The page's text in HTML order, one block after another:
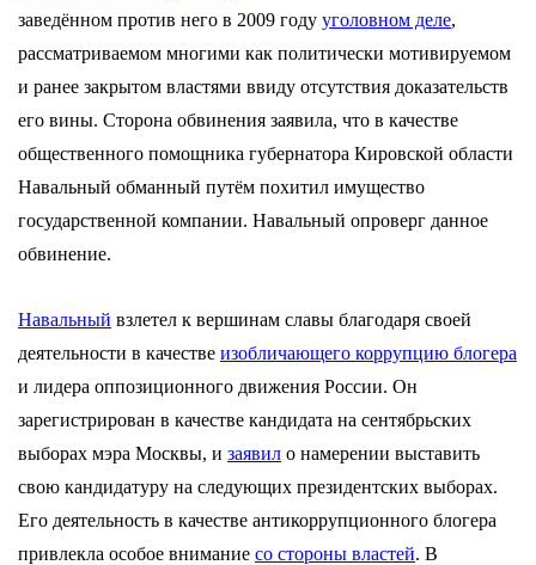
заведённом против него в 2009 году уголовном деле,
рассматриваемом многими как политически мотивируемом
и ранее закрытом властями ввиду отсутствия доказательств
его вины. Сторона обвинения заявила, что в качестве
общественного помощника губернатора Кировской области
Навальный обманный путём похитил имущество
государственной компании. Навальный опроверг данное
обвинение.
Навальный взлетел к вершинам славы благодаря своей
деятельности в качестве изобличающего коррупцию блогера
и лидера оппозиционного движения России. Он
зарегистрирован в качестве кандидата на сентябрьских
выборах мэра Москвы, и заявил о намерении выставить
свою кандидатуру на следующих президентских выборах.
Его деятельность в качестве антикоррупционного блогера
привлекла особое внимание со стороны властей. В